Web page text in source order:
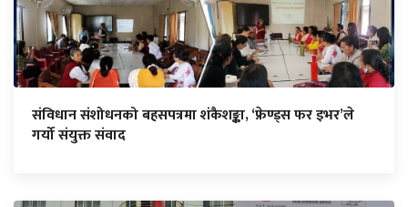
संविधान संशोधनको बहसपत्रमा शंकैशङ्का, ‘फ्रेण्ड्स फर इभर’ले
गर्यो संयुक्त संवाद